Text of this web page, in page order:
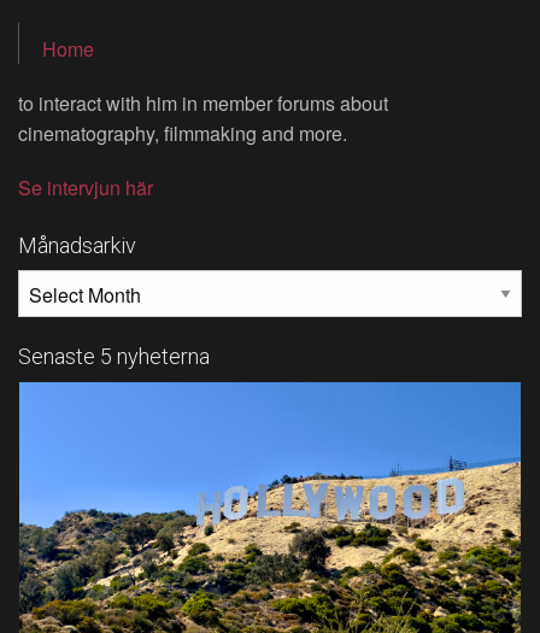
Home
to interact with him in member forums about
cinematography, filmmaking and more.
Se intervjun här
Månadsarkiv
Senaste 5 nyheterna